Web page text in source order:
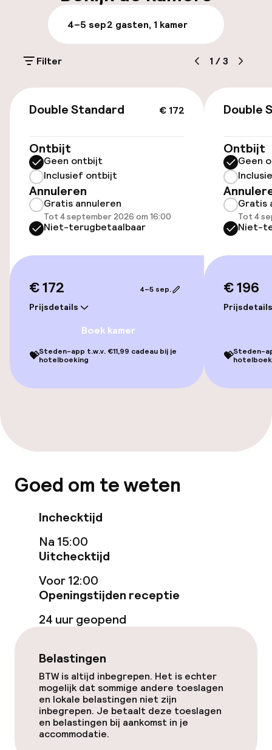
Parkeren & mobiliteit
Openbaar parkeren
Toegankelijkheid
Overal rolstoeltoegankelijk
Lift
Zwemmen & wellness
Fitnessruimte / gym
Entertainment
Gratis wifi
Eet- en drinkgelegenheden
Restaurant
Bar
Vegetarische opties
Wasservice
Zakelijke faciliteiten
Conferentieruimte
Vergaderruimte
Beleid
4–5 sep2 gasten, 1 kamer
Filter 1 /3
€ 172
Double Standard
Ontbijt
Geen ontbijt
Inclusief ontbijt
Annuleren
Gratis annuleren
Tot 4 september 2026 om 16:00
Niet-terugbetaalbaar
€ 172
Prijsdetails
4–5 sep.
Boek kamer
💝Steden-app t.w.v. €11,99 cadeau bij je
hotelboeking
Double
Ontbijt
Geen
Gratis
Tot 4
Niet-
€ 196
Prijsdetails
💝Steden-
Goed om te weten
Inchecktijd
Na 15:00
Uitchecktijd
Voor 12:00
Openingstijden receptie
24 uur geopend
Belastingen
BTW is altijd inbegrepen. Het is echter
mogelijk dat sommige andere toeslagen
en lokale belastingen niet zijn
inbegrepen. Je betaalt deze toeslagen
en belastingen bij aankomst in je
accommodatie.